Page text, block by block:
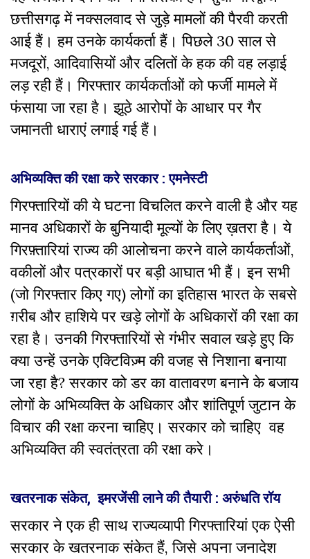
छत्तीसगढ़ में नक्सलवाद से जुड़े मामलों की पैरवी करती
आई हैं। हम उनके कार्यकर्ता हैं। पिछले 30 साल से
मजदूरों, आदिवासियों और दलितों के हक की वह लड़ाई
लड़ रही हैं। गिरफ्तार कार्यकर्ताओं को फर्जी मामले में
फंसाया जा रहा है। झूठे आरोपों के आधार पर गैर
जमानती धाराएं लगाई गई हैं।
अभिव्यक्ति की रक्षा करे सरकार : एमनेस्टी
गिरफ्तारियों की ये घटना विचलित करने वाली है और यह
मानव अधिकारों के बुनियादी मूल्यों के लिए ख़तरा है। ये
गिरफ़्तारियां राज्य की आलोचना करने वाले कार्यकर्ताओं,
वकीलों और पत्रकारों पर बड़ी आघात भी हैं। इन सभी
(जो गिरफ्तार किए गए) लोगों का इतिहास भारत के सबसे
ग़रीब और हाशिये पर खड़े लोगों के अधिकारों की रक्षा का
रहा है। उनकी गिरफ्तारियों से गंभीर सवाल खड़े हुए कि
क्या उन्हें उनके एक्टिविज़्म की वजह से निशाना बनाया
जा रहा है?सरकार को डर का वातावरण बनाने के बजाय
लोगों के अभिव्यक्ति के अधिकार और शांतिपूर्ण जुटान के
विचार की रक्षा करना चाहिए। सरकार को चाहिए वह
अभिव्यक्ति की स्वतंत्रता की रक्षा करे।
खतरनाक संकेत, इमरजेंसी लाने की तैयारी : अरुंधति रॉय
सरकार ने एक ही साथ राज्यव्यापी गिरफ्तारियां एक ऐसी
सरकार के खतरनाक संकेत हैं,जिसे अपना जनादेश